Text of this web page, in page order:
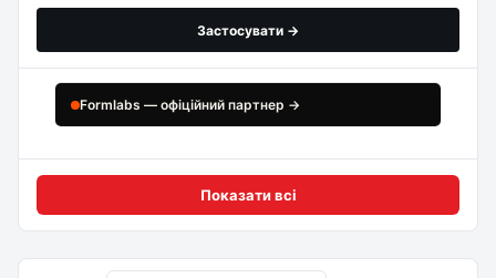
Застосувати →
Formlabs — офіційний партнер →
Показати всі